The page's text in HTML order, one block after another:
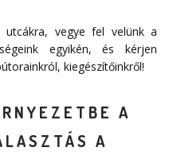
vegye fel velünk a
egyikén, és kérjen
kiegészítőinkről!
A
A